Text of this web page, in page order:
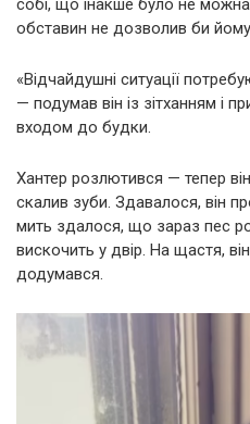
собі, що інакше було не
обставин не дозволив би
«Відчайдушні ситуації
— подумав він із зітханням і
входом до будки.
Хантер розлютився — тепер
скалив зуби. Здавалося, він
мить здалося, що зараз пес
вискочить у двір. На щастя,
додумався.